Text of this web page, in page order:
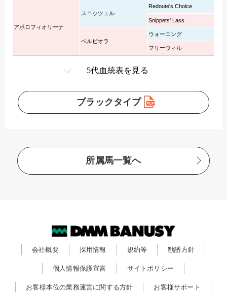
アポロフィオリーナ
スニッツェル
ベルビオラ
Redoute's Choice
Snippets' Lass
ウォーニング
フリーウィル
5代血統表を見る
ブラックタイプ
所属馬一覧へ
会社概要 採用情報 規約等 勧誘方針
個人情報保護宣言 サイトポリシー
お客様本位の業務運営に関する方針 お客様サポート